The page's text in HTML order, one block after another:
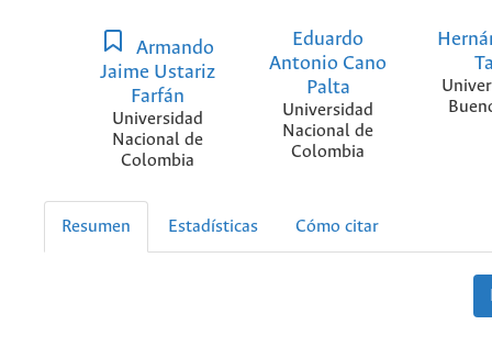
Armando
Jaime Ustariz
Farfán
Universidad
Nacional de
Colombia
Eduardo
Antonio Cano
Palta
Universidad
Nacional de
Colombia
Resumen Estadísticas Cómo citar